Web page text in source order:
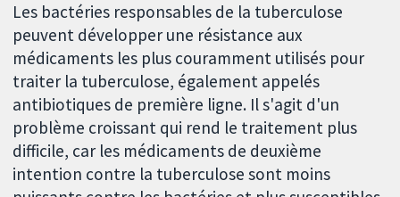
Les bactéries responsables de la tuberculose
peuvent développer une résistance aux
médicaments les plus couramment utilisés pour
traiter la tuberculose, également appelés
antibiotiques de première ligne. Il s'agit d'un
problème croissant qui rend le traitement plus
difficile, car les médicaments de deuxième
intention contre la tuberculose sont moins